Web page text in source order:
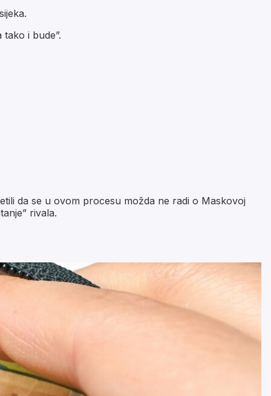
i bude”.
da se u ovom procesu možda ne radi o Maskovoj
rivala.